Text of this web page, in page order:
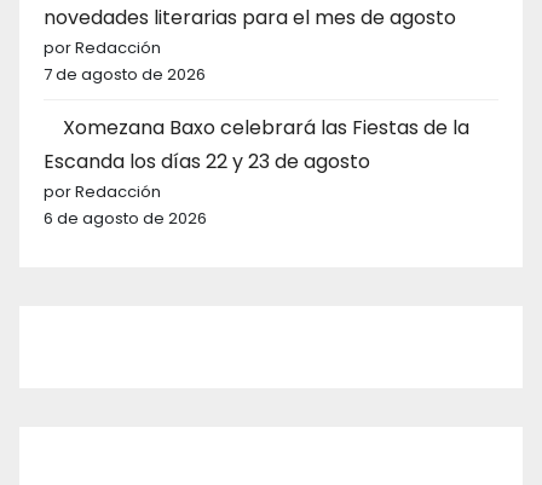
novedades literarias para el mes de agosto
por Redacción
7 de agosto de 2026
Xomezana Baxo celebrará las Fiestas de la
Escanda los días 22 y 23 de agosto
por Redacción
6 de agosto de 2026